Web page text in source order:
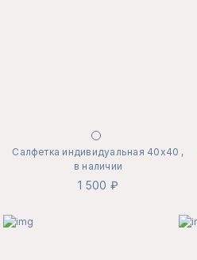
Салфетка индивидуальная 40х40 ,
в наличии
1 500 ₽